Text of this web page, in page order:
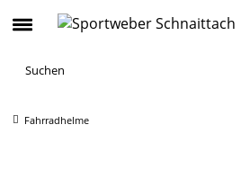
Fahrradhelme